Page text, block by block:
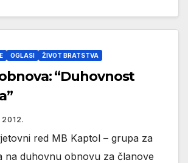
OGLASI ŽIVOT BRATSTVA
“Duhovnost
red MB Kaptol – grupa za
na duhovnu obnovu za članove